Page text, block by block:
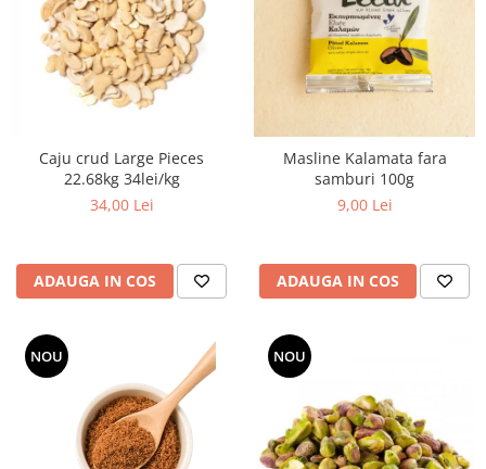
Caju crud Large Pieces
22.68kg 34lei/kg
34,00 Lei
ADAUGA IN COS
Masline Kalamata fara
samburi 100g
9,00 Lei
ADAUGA IN COS
NOU NOU